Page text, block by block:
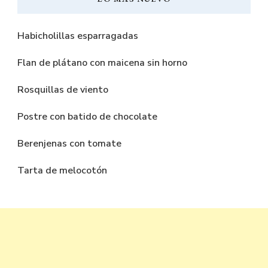
Habicholillas esparragadas
Flan de plátano con maicena sin horno
Rosquillas de viento
Postre con batido de chocolate
Berenjenas con tomate
Tarta de melocotón